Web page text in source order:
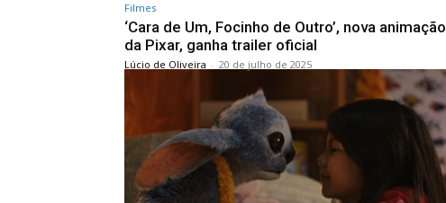
Filmes
‘Cara de Um, Focinho de Outro’, nova animação
da Pixar, ganha trailer oficial
Lúcio de Oliveira - 20 de julho de 2025